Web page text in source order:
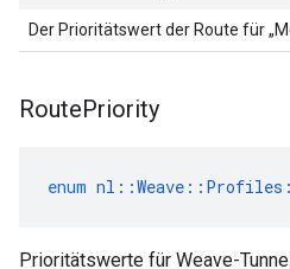
Der Prioritätswert der Route für
RoutePriority
enum nl ::Weave :: Profiles
Prioritätswerte für Weave-